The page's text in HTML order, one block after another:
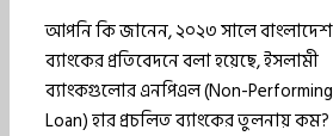
আপনি কি জানেন, ২০২৩ সালে বাংলাদেশ
ব্যাংকের প্রতিবেদনে বলা হয়েছে, ইসলামী
ব্যাংকগুলোর এনপিএল (Non-Performing
Loan) হার প্রচলিত ব্যাংকের তুলনায় কম?